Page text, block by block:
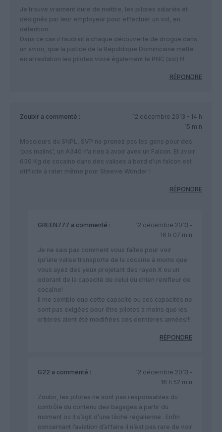
Je trouve vraiment dure de mettre, les pilotes salariés et
désignés par leur employeur pour effectuer un vol, en
détention.
Dans ce cas il faudrait à chaque découverte de drogue dans
un avion, que la justice de la République Dominicaine mette
en arrestation les pilotes voire également le PNC (sic) !!!
RÉPONDRE
Zoubir a commenté :
12 décembre 2013 - 14 h
15 min
Messieurs du SNPL, SVP ne prenez pas les gens pour des
‘pas malins’, un A340 n’a rien à avoir avec un Falcon. Et avoir
630 Kg de cocaine dans des valises à bord d’un falcon est
difficile à rater même pour Steevie Wonder !
RÉPONDRE
GREEN777 a commenté :
12 décembre 2013 -
16 h 07 min
Je ne sais pas comment vous faîtes pour voir
qu’une valise transporte de la cocaïne à moins que
vous ayez des yeux projetant des rayon X ou un
odorant de la capacité de celui du chien renifleur de
cocaïne!
Il me semble que cette capacité ou ces capacités ne
sont pas exigées pour être pilotes à moins que les
critères aient été modifiées ces dernières années!!!
RÉPONDRE
G22 a commenté :
12 décembre 2013 -
16 h 52 min
Zoubir, les pilotes ne sont pas responsables du
contrôle du contenu des bagages à partir du
moment ou il s’agit d’une tâche régalienne . Enfin
concernant l’aviation d’affaire il n’est pas rare de voir